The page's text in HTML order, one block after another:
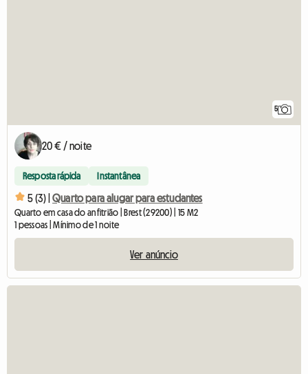
5
20 € / noite
Resposta rápida Instantânea
5 (3) | Quarto para alugar para estudantes
Quarto em casa do anfitrião | Brest (29200) | 15 M2
1 pessoas | Mínimo de 1 noite
Ver anúncio